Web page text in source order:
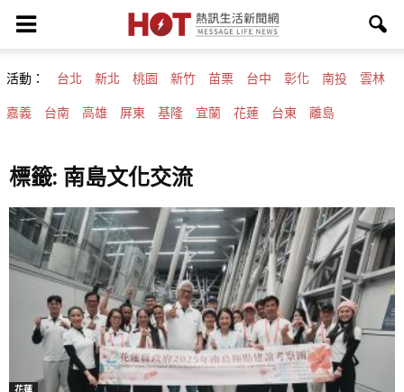
活動： 台北 新北 桃園 新竹 苗栗 台中 彰化 南投 雲林
嘉義 台南 高雄 屏東 基隆 宜蘭 花蓮 台東 離島
標籤: 南島文化交流